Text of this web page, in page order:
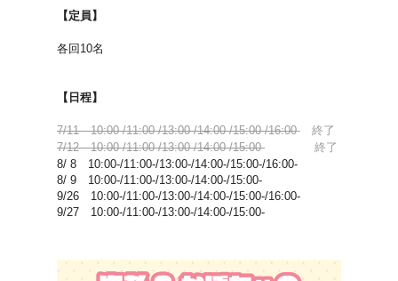
【定員】
各回10名
【日程】
7/11 10:00-/11:00-/13:00-/14:00-/15:00-/16:00- 終了
7/12 10:00-/11:00-/13:00-/14:00-/15:00- 終了
8/ 8 10:00-/11:00-/13:00-/14:00-/15:00-/16:00-
8/ 9 10:00-/11:00-/13:00-/14:00-/15:00-
9/26 10:00-/11:00-/13:00-/14:00-/15:00-/16:00-
9/27 10:00-/11:00-/13:00-/14:00-/15:00-